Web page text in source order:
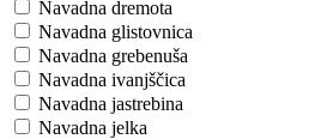
Navadna dremota
Navadna glistovnica
Navadna grebenuša
Navadna ivanjščica
Navadna jastrebina
Navadna jelka